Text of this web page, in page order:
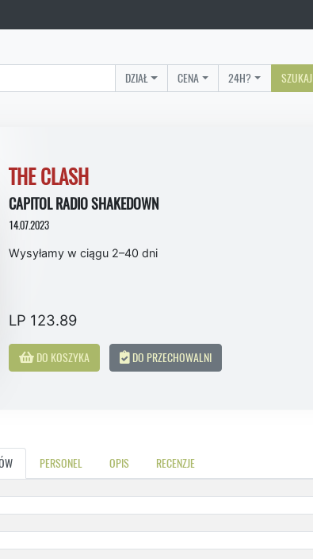
DZIAŁ CENA 24H? SZUKAJ
THE CLASH
CAPITOL RADIO SHAKEDOWN
14.07.2023
Wysyłamy w ciągu 2–40 dni
LP 123.89
DO KOSZYKA DO PRZECHOWALNI
PERSONEL OPIS RECENZJE